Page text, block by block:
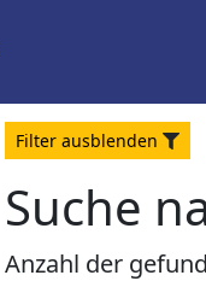
Filter ausblenden
Suche
Anzahl der